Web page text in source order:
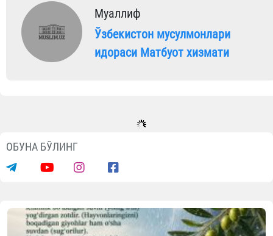
Муаллиф
Ўзбекистон мусулмонлари
идораси Матбуот хизмати
Янгиликлар
Навоийда ёш диний соҳа ходимлари
07.08.2026 1450 1 min.